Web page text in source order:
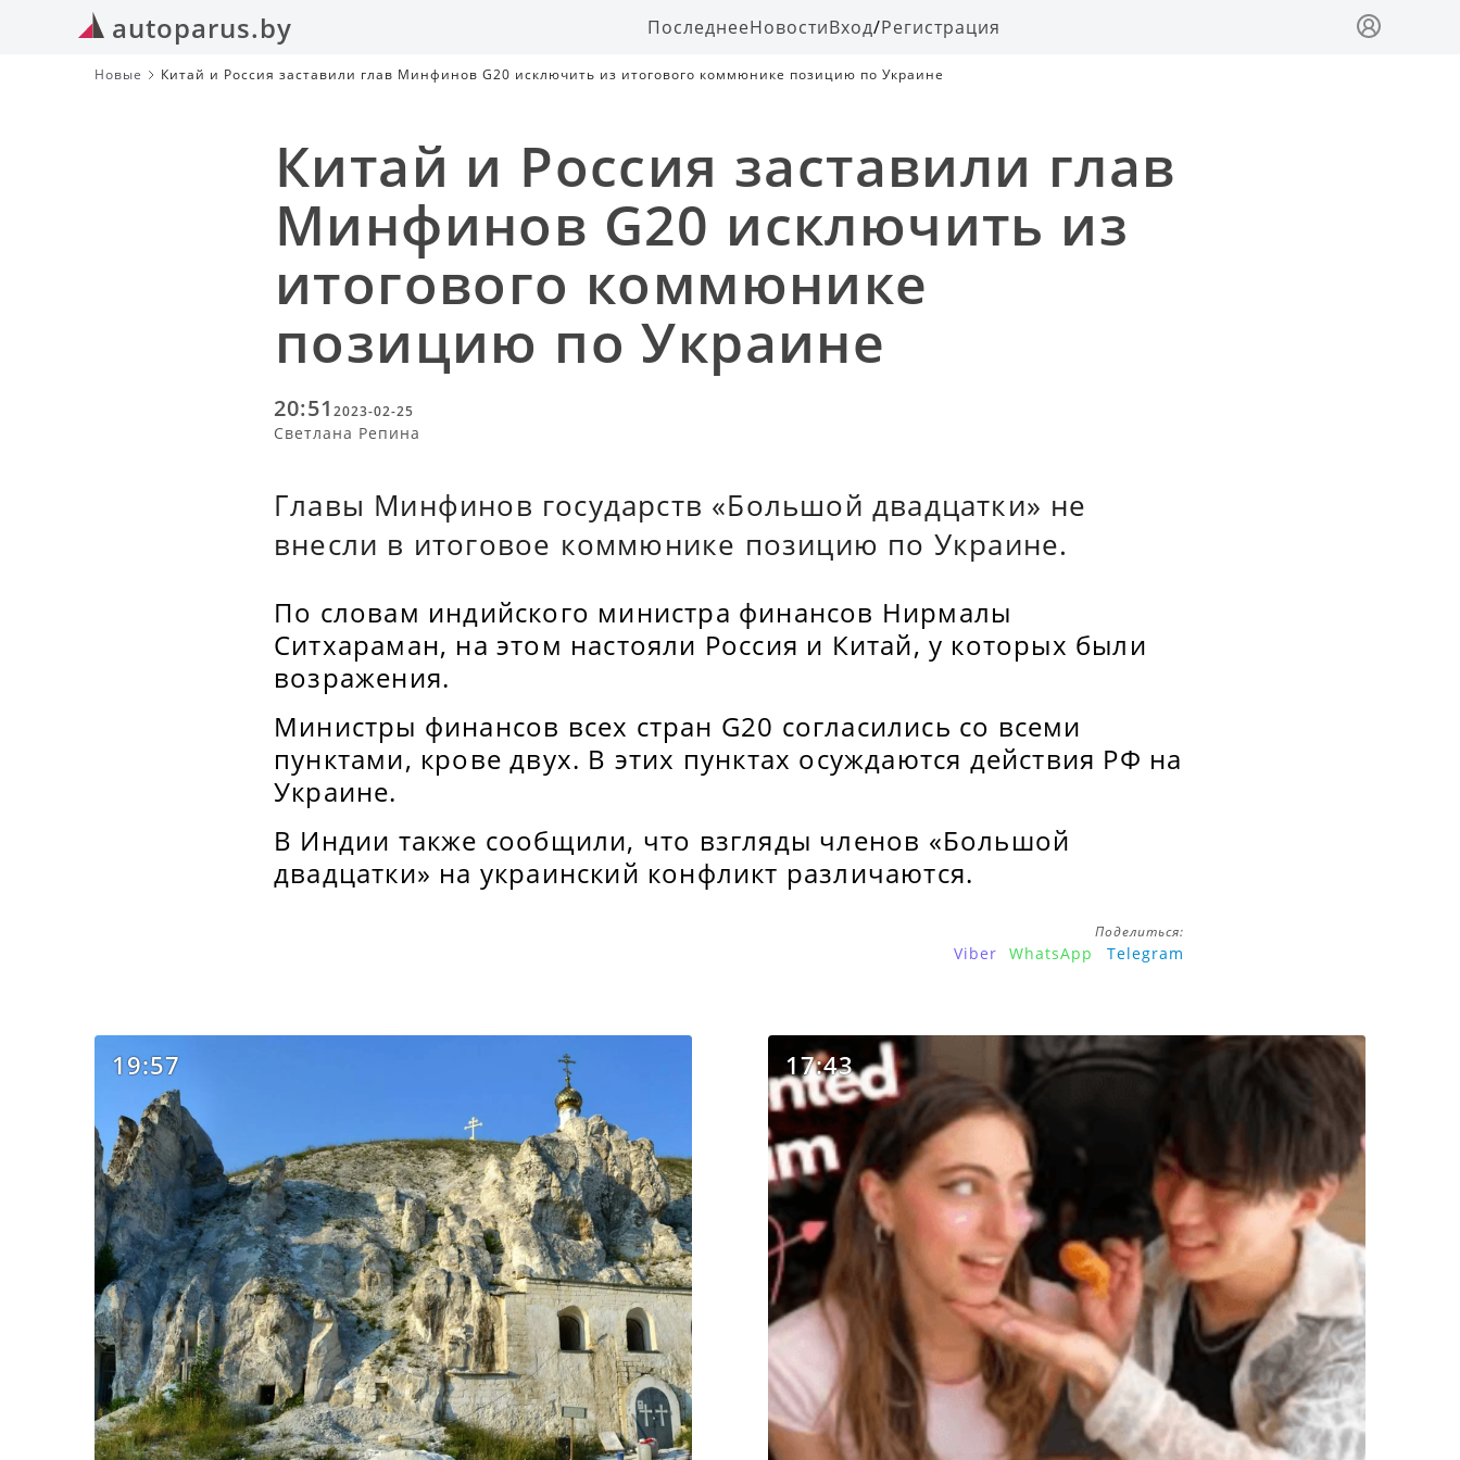
autoparus.by ПоследнееНовостиВход/Регистрация
Новые Китай и Россия заставили глав Минфинов G20 исключить из итогового коммюнике позицию по Украине
Китай и Россия заставили глав
Минфинов G20 исключить из
итогового коммюнике
позицию по Украине
20:51 2023-02-25
Светлана Репина
Главы Минфинов государств «Большой двадцатки» не
внесли в итоговое коммюнике позицию по Украине.
По словам индийского министра финансов Нирмалы
Ситхараман, на этом настояли Россия и Китай, у которых были
возражения.
Министры финансов всех стран G20 согласились со всеми
пунктами, крове двух. В этих пунктах осуждаются действия РФ на
Украине.
В Индии также сообщили, что взгляды членов «Большой
двадцатки» на украинский конфликт различаются.
Поделиться:
Viber WhatsApp Telegram
19:57 17:43